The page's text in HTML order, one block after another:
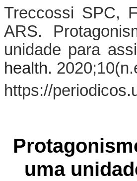
Treccossi SPC,
ARS.
unidade para
health.
https://
uma